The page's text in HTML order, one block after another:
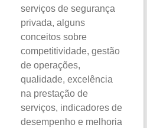
serviços de segurança
privada, alguns
conceitos sobre
competitividade, gestão
de operações,
qualidade, excelência
na prestação de
serviços, indicadores de
desempenho e melhoria